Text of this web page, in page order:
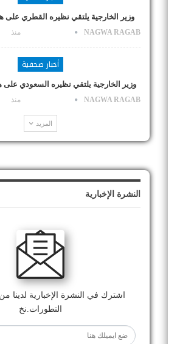
وزير الخارجية يلتقي نظيره القطري
NAGWA RAGAB منذ
أخبار صحفية
وزير الخارجية يلتقي نظيره السعودي
NAGWA RAGAB منذ
المزيد
النشرة الإخبارية
اشترك في النشرة الإخبارية لدينا
التطورات.نخ